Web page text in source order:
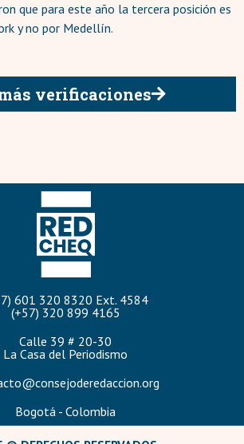
que para este año la tercera posición es
y no por Medellín.
verificaciones
601 320 8320 Ext. 4584
(+57) 320 899 4165
Calle 39 # 20-30
La Casa del Periodismo
Bogotá - Colombia